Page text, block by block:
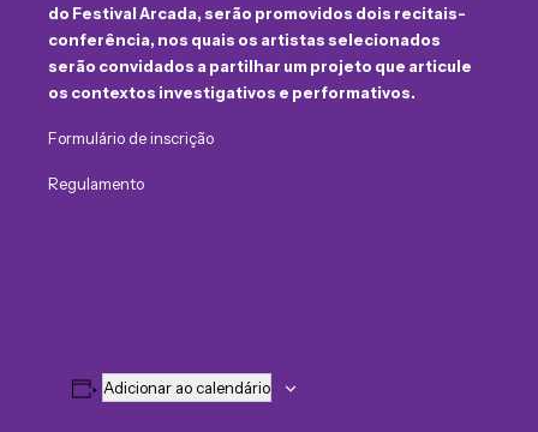
do Festival Arcada, serão promovidos dois recitais-
conferência, nos quais os artistas selecionados
serão convidados a partilhar um projeto que articule
os contextos investigativos e performativos.
Formulário de inscrição
Regulamento
Adicionar ao calendário